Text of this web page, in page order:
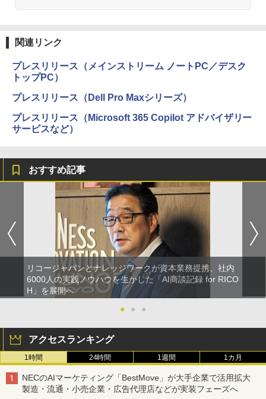
関連リンク
プレスリリース（メインストリーム ノートPC／デスク
トップPC）
プレスリリース（Dell Pro Maxシリーズ）
プレスリリース（Microsoft 365 Copilot アドバイザリー
サービスなど）
おすすめ記事
リコージャパンとナレッジワークが資本業務提携、社内
6000人の実践ノウハウを生かした「AI商談記録 for RICO
H」を展開へ
●
● ●
アクセスランキング
1時間 24時間 1週間 1カ月
NECのAIマーケティング「BestMove」が大手企業で活用拡大
製造・流通・小売企業・広告代理店などが実装フェーズへ